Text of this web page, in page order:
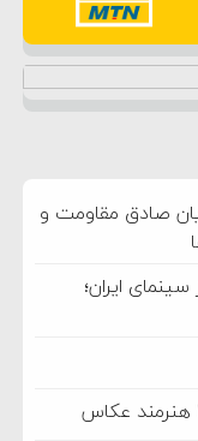
صادق مقاومت و
ایران؛